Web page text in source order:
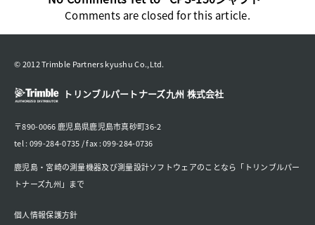
Comments are closed for this article.
© 2012 Trimble Partners kyushu Co.,Ltd.
トリンブルパートナーズ九州 株式会社
〒890-0066 鹿児島県鹿児島市真砂町36-2
tel : 099-284-0735 / fax : 099-284-0736
鹿児島・宮崎の測量機器及び測量設計ソフトウェアのことなら「トリンブルパー
トナーズ九州」まで
個人情報保護方針